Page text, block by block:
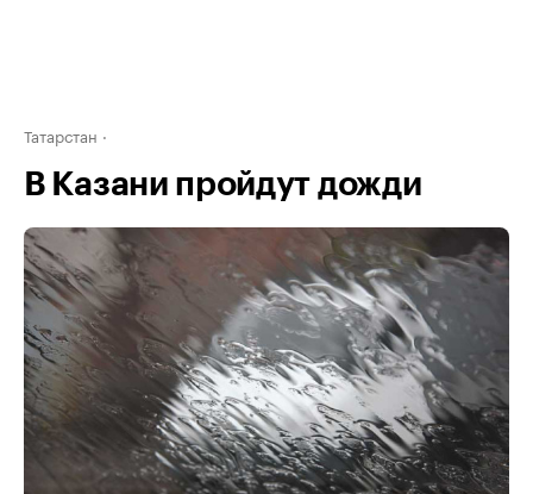
Татарстан
В Казани пройдут дожди